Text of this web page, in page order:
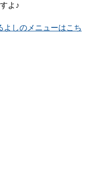
よ♪
よしのメニューはこち